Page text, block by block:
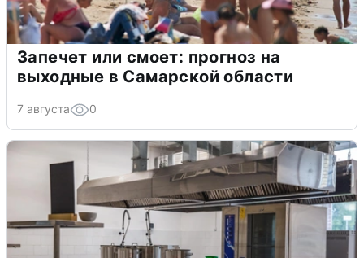
Запечет или смоет: прогноз на
выходные в Самарской области
7 августа 0